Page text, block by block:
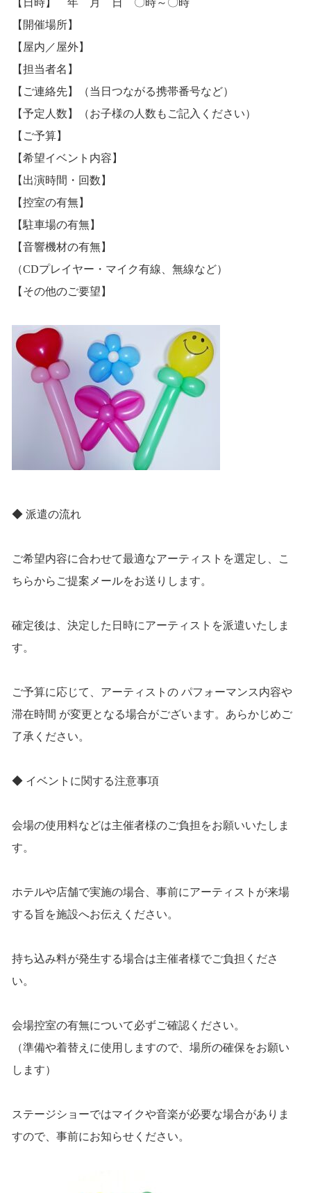
【開催場所】
【屋内／屋外】
【担当者名】
【ご連絡先】（当日つながる携帯番号など）
【予定人数】（お子様の人数もご記入ください）
【ご予算】
【希望イベント内容】
【出演時間・回数】
【控室の有無】
【駐車場の有無】
【音響機材の有無】
（CDプレイヤー・マイク有線、無線など）
【その他のご要望】
◆ 派遣の流れ
ご希望内容に合わせて最適なアーティストを選定し、こ
ちらからご提案メールをお送りします。
確定後は、決定した日時にアーティストを派遣いたしま
す。
ご予算に応じて、アーティストの パフォーマンス内容や
滞在時間 が変更となる場合がございます。あらかじめご
了承ください。
◆ イベントに関する注意事項
会場の使用料などは主催者様のご負担をお願いいたしま
す。
ホテルや店舗で実施の場合、事前にアーティストが来場
する旨を施設へお伝えください。
持ち込み料が発生する場合は主催者様でご負担くださ
い。
会場控室の有無について必ずご確認ください。
（準備や着替えに使用しますので、場所の確保をお願い
します）
ステージショーではマイクや音楽が必要な場合がありま
すので、事前にお知らせください。